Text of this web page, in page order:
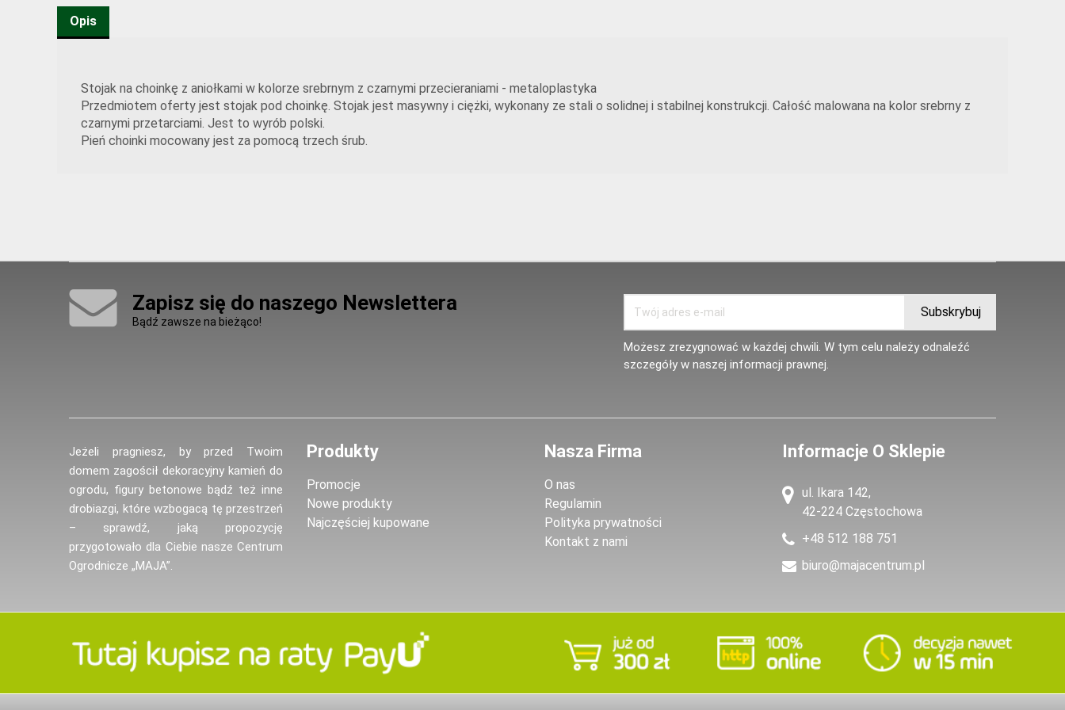
Opis
Stojak na choinkę z aniołkami w kolorze srebrnym z czarnymi przecieraniami - metaloplastyka
Przedmiotem oferty jest stojak pod choinkę. Stojak jest masywny i ciężki, wykonany ze stali o solidnej i stabilnej konstrukcji. Całość malowana na kolor srebrny z
czarnymi przetarciami. Jest to wyrób polski.
Pień choinki mocowany jest za pomocą trzech śrub.
Zapisz się do naszego Newslettera
Bądź zawsze na bieżąco!
Możesz zrezygnować w każdej chwili. W tym celu należy odnaleźć
szczegóły w naszej informacji prawnej.
Jeżeli pragniesz, by przed Twoim
domem zagościł dekoracyjny kamień do
ogrodu, figury betonowe bądź też inne
drobiazgi, które wzbogacą tę przestrzeń
– sprawdź, jaką propozycję
przygotowało dla Ciebie nasze Centrum
Ogrodnicze „MAJA”.
Produkty
Promocje
Nowe produkty
Najczęściej kupowane
Nasza Firma
O nas
Regulamin
Polityka prywatności
Kontakt z nami
Informacje O Sklepie
ul. Ikara 142,
42-224 Częstochowa
+48 512 188 751
biuro@majacentrum.pl